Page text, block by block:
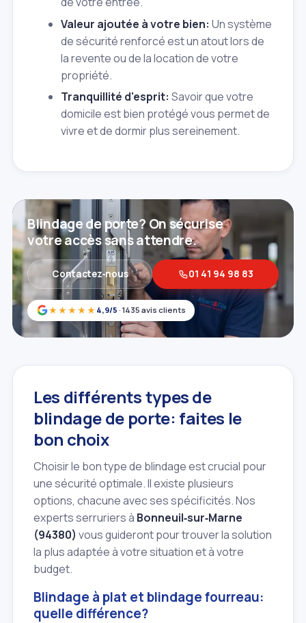
Valeur ajoutée à votre bien: Un système
de sécurité renforcé est un atout lors de
la revente ou de la location de votre
propriété.
Tranquillité d'esprit: Savoir que votre
domicile est bien protégé vous permet de
vivre et de dormir plus sereinement.
★★★★★ 4,9/5 · 1435 avis clients
Blindage de porte? On sécurise
votre accès sans attendre.
Contactez‑nous 01 41 94 98 83
Les différents types de
blindage de porte: faites le
bon choix
Choisir le bon type de blindage est crucial pour
une sécurité optimale. Il existe plusieurs
options, chacune avec ses spécificités. Nos
experts serruriers à Bonneuil‑sur‑Marne
(94380) vous guideront pour trouver la solution
la plus adaptée à votre situation et à votre
budget.
Blindage à plat et blindage fourreau:
quelle différence?